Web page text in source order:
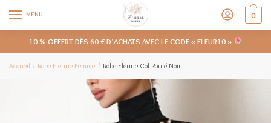
MENU 0
10 % OFFERT DÈS 60 € D’ACHATS AVEC LE CODE « FLEUR10 »
Accueil / Robe Fleurie Femme / Robe Fleurie Col Roulé Noir